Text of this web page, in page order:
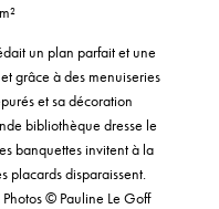
un plan parfait et une
grâce à des menuiseries
et sa décoration
bibliothèque dresse le
banquettes invitent à la
placards disparaissent.
© Pauline Le Goff